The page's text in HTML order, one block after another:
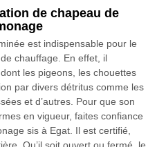
de chapeau de
est indispensable pour le
chauffage. En effet, il
les pigeons, les chouettes
par divers détritus comme les
et d’autres. Pour que son
en vigueur, faites confiance
sis à Egat. Il est certifié,